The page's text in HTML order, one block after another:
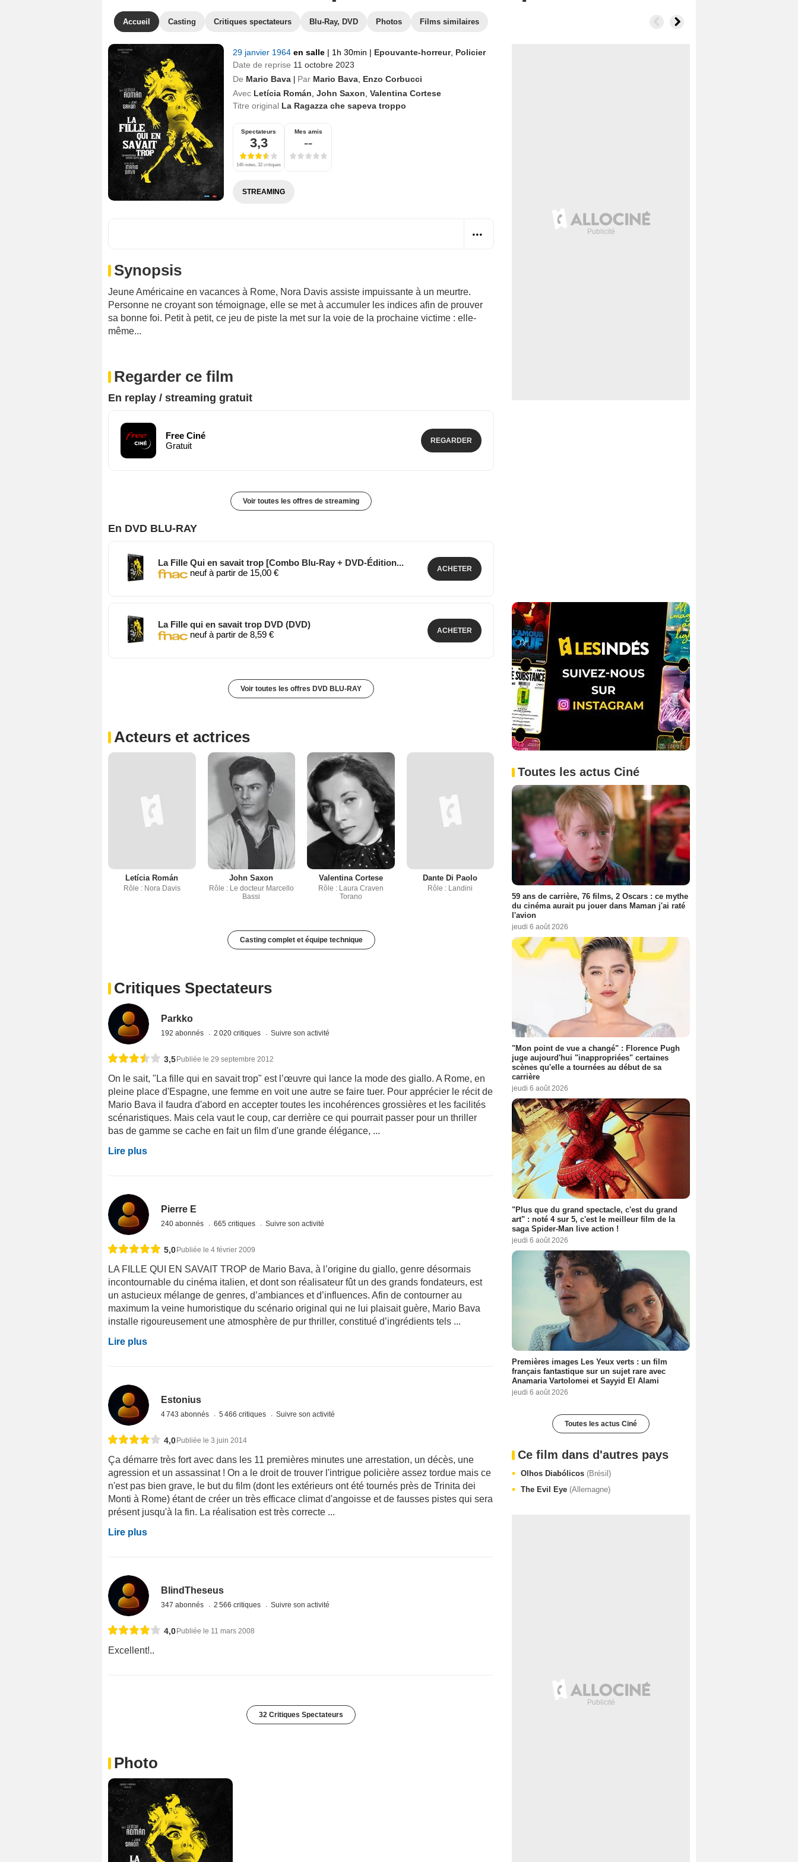
Accueil Casting Critiques spectateurs Blu-Ray, DVD Photos Films similaires
29 janvier 1964 en salle | 1h 30min | Epouvante-horreur, Policier
Date de reprise 11 octobre 2023
De Mario Bava Par Mario Bava Enzo Corbucci
Avec Letícia Román John Saxon Valentina Cortese
Titre original La Ragazza che sapeva troppo
Spectateurs
3,3
146 notes, 32 critiques
Mes amis
--
STREAMING
Synopsis
Jeune Américaine en vacances à Rome, Nora Davis assiste impuissante à un meurtre.
Personne ne croyant son témoignage, elle se met à accumuler les indices afin de prouver
sa bonne foi. Petit à petit, ce jeu de piste la met sur la voie de la prochaine victime : elle-
même...
Regarder ce film
En replay / streaming gratuit
Free Ciné
Gratuit
REGARDER
Voir toutes les offres de streaming
En DVD BLU-RAY
La Fille Qui en savait trop [Combo Blu-Ray + DVD-Édition...
neuf à partir de 15,00 €
ACHETER
La Fille qui en savait trop DVD (DVD)
neuf à partir de 8,59 €
ACHETER
Voir toutes les offres DVD BLU-RAY
Acteurs et actrices
Letícia Román
Rôle : Nora Davis
John Saxon
Rôle : Le docteur Marcello
Bassi
Valentina Cortese
Rôle : Laura Craven
Torano
Dante Di Paolo
Rôle : Landini
Casting complet et équipe technique
Critiques Spectateurs
Parkko
192 abonnés 2 020 critiques Suivre son activité
3,5Publiée le 29 septembre 2012
On le sait, "La fille qui en savait trop" est l’œuvre qui lance la mode des giallo. A Rome, en
pleine place d'Espagne, une femme en voit une autre se faire tuer. Pour apprécier le récit de
Mario Bava il faudra d'abord en accepter toutes les incohérences grossières et les facilités
scénaristiques. Mais cela vaut le coup, car derrière ce qui pourrait passer pour un thriller
bas de gamme se cache en fait un film d'une grande élégance, ...
Lire plus
Pierre E
240 abonnés 665 critiques Suivre son activité
5,0 Publiée le 4 février 2009
LA FILLE QUI EN SAVAIT TROP de Mario Bava, à l’origine du giallo, genre désormais
incontournable du cinéma italien, et dont son réalisateur fût un des grands fondateurs, est
un astucieux mélange de genres, d’ambiances et d’influences. Afin de contourner au
maximum la veine humoristique du scénario original qui ne lui plaisait guère, Mario Bava
installe rigoureusement une atmosphère de pur thriller, constitué d’ingrédients tels ...
Lire plus
Estonius
4 743 abonnés 5 466 critiques Suivre son activité
4,0 Publiée le 3 juin 2014
Ça démarre très fort avec dans les 11 premières minutes une arrestation, un décès, une
agression et un assassinat ! On a le droit de trouver l'intrigue policière assez tordue mais ce
n'est pas bien grave, le but du film (dont les extérieurs ont été tournés près de Trinita dei
Monti à Rome) étant de créer un très efficace climat d'angoisse et de fausses pistes qui sera
présent jusqu'à la fin. La réalisation est très correcte ...
Lire plus
BlindTheseus
347 abonnés 2 566 critiques Suivre son activité
4,0 Publiée le 11 mars 2008
Excellent!..
32 Critiques Spectateurs
Photo
Toutes les actus Ciné
59 ans de carrière, 76 films, 2 Oscars : ce mythe
du cinéma aurait pu jouer dans Maman j'ai raté
l'avion
jeudi 6 août 2026
"Mon point de vue a changé" : Florence Pugh
juge aujourd'hui "inappropriées" certaines
scènes qu'elle a tournées au début de sa
carrière
jeudi 6 août 2026
"Plus que du grand spectacle, c'est du grand
art" : noté 4 sur 5, c'est le meilleur film de la
saga Spider-Man live action !
jeudi 6 août 2026
Premières images Les Yeux verts : un film
français fantastique sur un sujet rare avec
Anamaria Vartolomei et Sayyid El Alami
jeudi 6 août 2026
Toutes les actus Ciné
Ce film dans d'autres pays
Olhos Diabólicos (Brésil)
The Evil Eye (Allemagne)